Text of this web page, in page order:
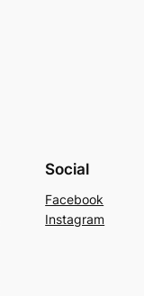
Social
Facebook
Instagram